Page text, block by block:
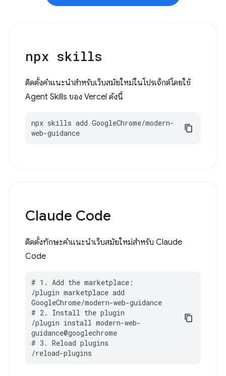
npx skills
ติดตั้งคำแนะนำสำหรับเว็บสมัยใหม่ในโปรเจ็กต์โดยใช้
Agent Skills ของ Vercel ดังนี้
npx skills add GoogleChrome/modern-
web-guidance
Claude Code
ติดตั้งทักษะคำแนะนำเว็บสมัยใหม่สำหรับ Claude
Code
# 1. Add the marketplace:
/plugin marketplace add
GoogleChrome/modern-web-guidance
# 2. Install the plugin
/plugin install modern-web-
guidance@googlechrome
# 3. Reload plugins
/reload-plugins